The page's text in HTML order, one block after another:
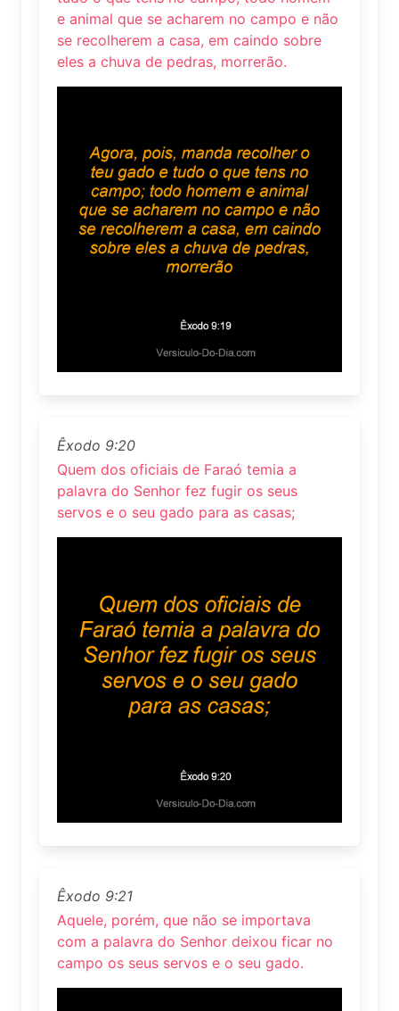
e animal que se acharem no campo e não
se recolherem a casa, em caindo sobre
eles a chuva de pedras, morrerão.
Êxodo 9:20
Quem dos oficiais de Faraó temia a
palavra do Senhor fez fugir os seus
servos e o seu gado para as casas;
Êxodo 9:21
Aquele, porém, que não se importava
com a palavra do Senhor deixou ficar no
campo os seus servos e o seu gado.